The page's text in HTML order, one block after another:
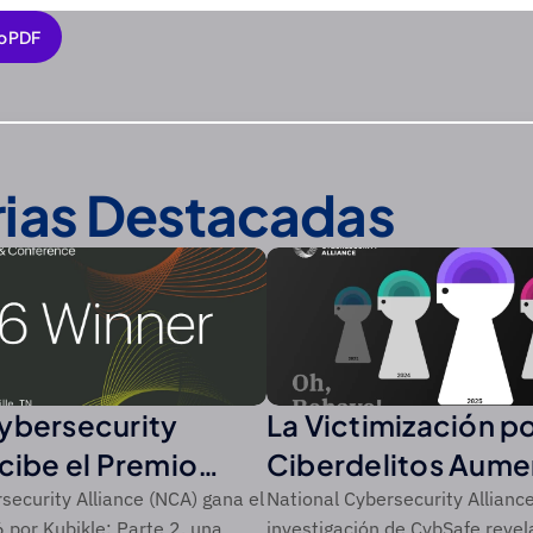
PDF
PDF
Destacadas
el Premio
CSO de
Alliance (NCA) gana el
por Kubikle: Parte 2, una
La Victimización
Ciberdelitos
Récord del 44%
National Cybersecurity
investigación de CybSafe